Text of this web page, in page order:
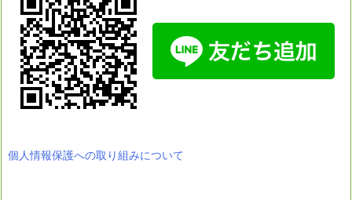
個人情報保護への取り組みについて